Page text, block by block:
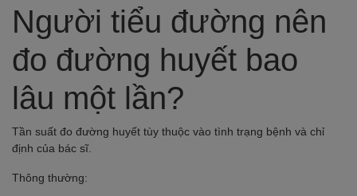
Người tiểu đường nên
đo đường huyết bao
lâu một lần?
Tần suất đo đường huyết tùy thuộc vào tình trạng bệnh và chỉ
định của bác sĩ.
Thông thường: